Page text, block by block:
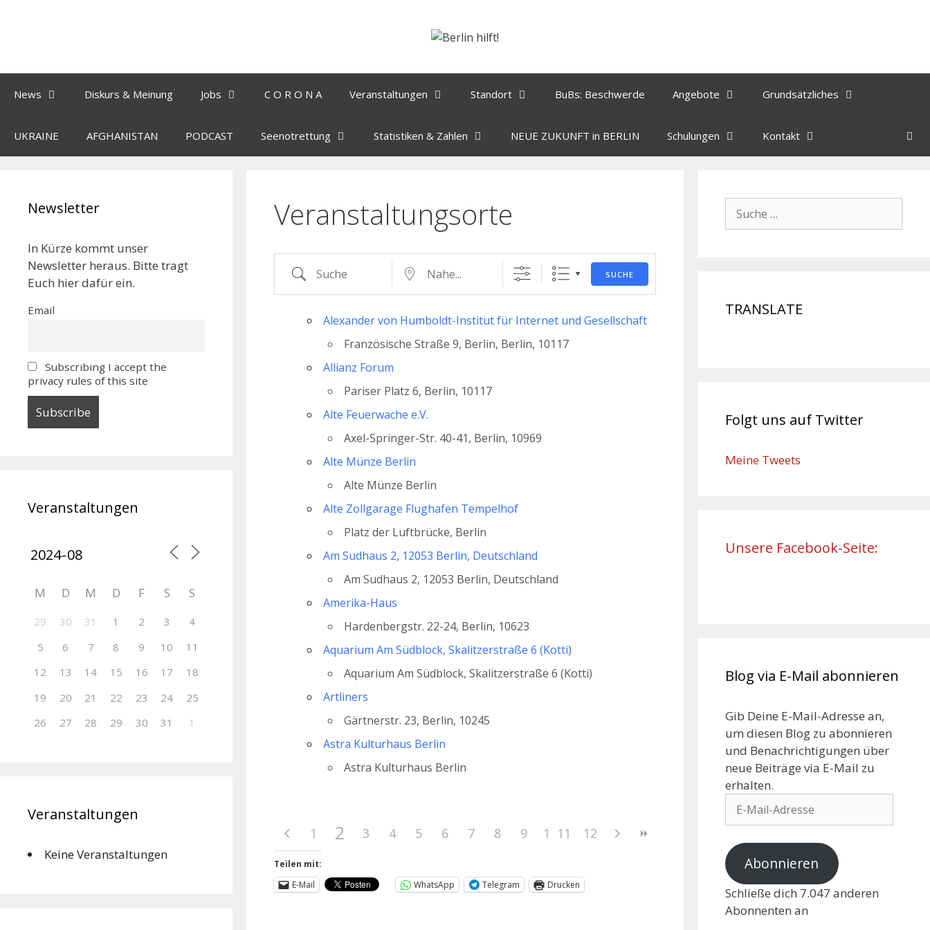
News Diskurs & Meinung Jobs C O R O N A Veranstaltungen Standort BuBs: Beschwerde Angebote Grundsätzliches
UKRAINE AFGHANISTAN PODCAST Seenotrettung Statistiken & Zahlen NEUE ZUKUNFT in BERLIN Schulungen Kontakt
Veranstaltungsorte
SUCHE
Alexander von Humboldt-Institut für Internet und Gesellschaft
Französische Straße 9, Berlin, Berlin, 10117
Allianz Forum
Pariser Platz 6, Berlin, 10117
Alte Feuerwache e.V.
Axel-Springer-Str. 40-41, Berlin, 10969
Alte Münze Berlin
Alte Münze Berlin
Alte Zollgarage Flughafen Tempelhof
Platz der Luftbrücke, Berlin
Am Sudhaus 2, 12053 Berlin, Deutschland
Am Sudhaus 2, 12053 Berlin, Deutschland
Amerika-Haus
Hardenbergstr. 22-24, Berlin, 10623
Aquarium Am Südblock, Skalitzerstraße 6 (Kotti)
Aquarium Am Südblock, Skalitzerstraße 6 (Kotti)
Artliners
Gärtnerstr. 23, Berlin, 10245
Astra Kulturhaus Berlin
Astra Kulturhaus Berlin
1 2 3 4 5 6 7 8 9 10 11 12
Teilen mit:
E-Mail
WhatsApp Telegram Drucken
Newsletter
In Kürze kommt unser
Newsletter heraus. Bitte tragt
Euch hier dafür ein.
Email
Subscribing I accept the
privacy rules of this site
Veranstaltungen
M D M D F S S
29 30 31 1 2 3
4
5
6 7 8 9 10
11
12
13 14 15 16 17
18
19
20 21 22 23 24
25
26
27 28 29 30 31 1
Veranstaltungen
Keine Veranstaltungen
TRANSLATE
Folgt uns auf Twitter
Meine Tweets
Unsere Facebook-Seite:
Blog via E-Mail abonnieren
Gib Deine E-Mail-Adresse an,
um diesen Blog zu abonnieren
und Benachrichtigungen über
neue Beiträge via E-Mail zu
erhalten.
Abonnieren
Schließe dich 7.047 anderen
Abonnenten an